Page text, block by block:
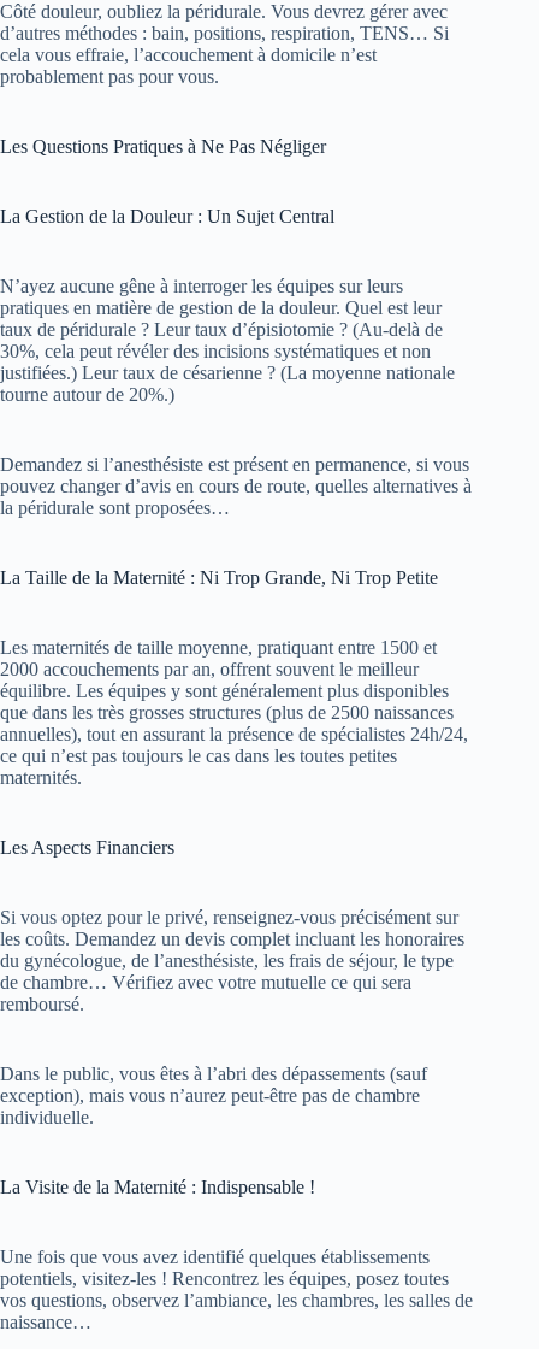
Côté douleur, oubliez la péridurale. Vous devrez gérer avec
d’autres méthodes : bain, positions, respiration, TENS… Si
cela vous effraie, l’accouchement à domicile n’est
probablement pas pour vous.
Les Questions Pratiques à Ne Pas Négliger
La Gestion de la Douleur : Un Sujet Central
N’ayez aucune gêne à interroger les équipes sur leurs
pratiques en matière de gestion de la douleur. Quel est leur
taux de péridurale ? Leur taux d’épisiotomie ? (Au-delà de
30%, cela peut révéler des incisions systématiques et non
justifiées.) Leur taux de césarienne ? (La moyenne nationale
tourne autour de 20%.)
Demandez si l’anesthésiste est présent en permanence, si vous
pouvez changer d’avis en cours de route, quelles alternatives à
la péridurale sont proposées…
La Taille de la Maternité : Ni Trop Grande, Ni Trop Petite
Les maternités de taille moyenne, pratiquant entre 1500 et
2000 accouchements par an, offrent souvent le meilleur
équilibre. Les équipes y sont généralement plus disponibles
que dans les très grosses structures (plus de 2500 naissances
annuelles), tout en assurant la présence de spécialistes 24h/24,
ce qui n’est pas toujours le cas dans les toutes petites
maternités.
Les Aspects Financiers
Si vous optez pour le privé, renseignez-vous précisément sur
les coûts. Demandez un devis complet incluant les honoraires
du gynécologue, de l’anesthésiste, les frais de séjour, le type
de chambre… Vérifiez avec votre mutuelle ce qui sera
remboursé.
Dans le public, vous êtes à l’abri des dépassements (sauf
exception), mais vous n’aurez peut-être pas de chambre
individuelle.
La Visite de la Maternité : Indispensable !
Une fois que vous avez identifié quelques établissements
potentiels, visitez-les ! Rencontrez les équipes, posez toutes
vos questions, observez l’ambiance, les chambres, les salles de
naissance…